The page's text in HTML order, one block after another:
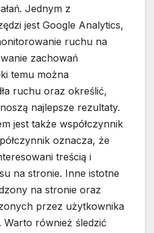
Jednym z
jest Google Analytics,
ruchu na
zachowań
temu można
ruchu oraz określić,
najlepsze rezultaty.
jest także współczynnik
oznacza, że
treścią i
na stronie. Inne istotne
na stronie oraz
przez użytkownika
Warto również śledzić